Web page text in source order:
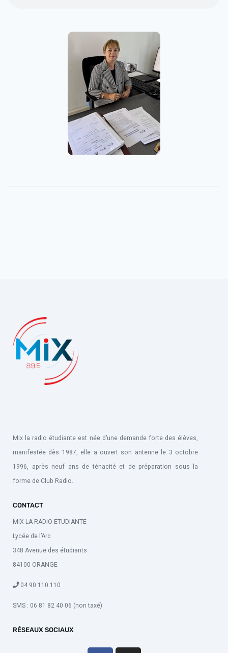
Mix la radio étudiante est née d’une demande forte des élèves,
manifestée dès 1987, elle a ouvert son antenne le 3 octobre
1996, après neuf ans de ténacité et de préparation sous la
forme de Club Radio.
CONTACT
MIX LA RADIO ETUDIANTE
Lycée de l’Arc
348 Avenue des étudiants
84100 ORANGE
04 90 110 110
SMS : 06 81 82 40 06 (non taxé)
RÉSEAUX SOCIAUX